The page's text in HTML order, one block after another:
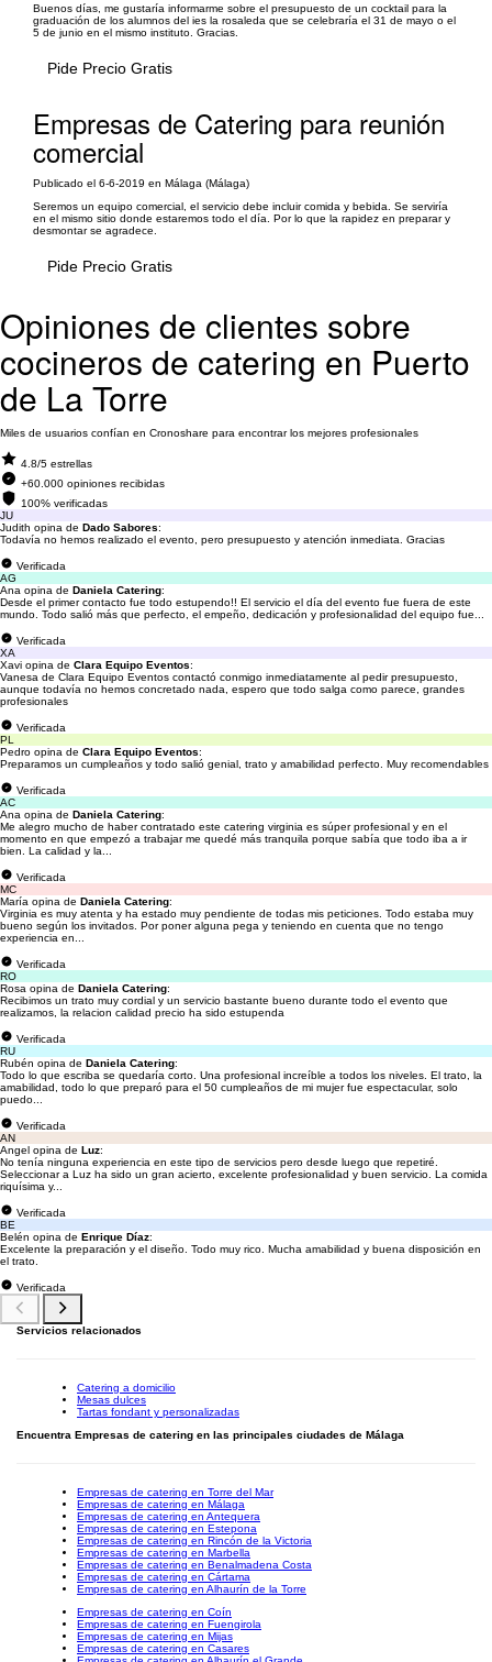
Buenos días, me gustaría informarme sobre el presupuesto de un cocktail para la
graduación de los alumnos del ies la rosaleda que se celebraría el 31 de mayo o el
5 de junio en el mismo instituto. Gracias.
Pide Precio Gratis
Empresas de Catering para reunión
comercial
Publicado el 6-6-2019 en Málaga (Málaga)
Seremos un equipo comercial, el servicio debe incluir comida y bebida. Se serviría
en el mismo sitio donde estaremos todo el día. Por lo que la rapidez en preparar y
desmontar se agradece.
Pide Precio Gratis
Opiniones de clientes sobre
cocineros de catering en Puerto
de La Torre
Miles de usuarios confían en Cronoshare para encontrar los mejores profesionales
4.8/5 estrellas
+60.000 opiniones recibidas
100% verificadas
JU
Judith opina de Dado Sabores:
Todavía no hemos realizado el evento, pero presupuesto y atención inmediata. Gracias
Verificada
AG
Ana opina de Daniela Catering:
Desde el primer contacto fue todo estupendo!! El servicio el día del evento fue fuera de este
mundo. Todo salió más que perfecto, el empeño, dedicación y profesionalidad del equipo fue...
Verificada
XA
Xavi opina de Clara Equipo Eventos:
Vanesa de Clara Equipo Eventos contactó conmigo inmediatamente al pedir presupuesto,
aunque todavía no hemos concretado nada, espero que todo salga como parece, grandes
profesionales
Verificada
PL
Pedro opina de Clara Equipo Eventos:
Preparamos un cumpleaños y todo salió genial, trato y amabilidad perfecto. Muy recomendables
Verificada
AC
Ana opina de Daniela Catering:
Me alegro mucho de haber contratado este catering virginia es súper profesional y en el
momento en que empezó a trabajar me quedé más tranquila porque sabía que todo iba a ir
bien. La calidad y la...
Verificada
MC
María opina de Daniela Catering:
Virginia es muy atenta y ha estado muy pendiente de todas mis peticiones. Todo estaba muy
bueno según los invitados. Por poner alguna pega y teniendo en cuenta que no tengo
experiencia en...
Verificada
RO
Rosa opina de Daniela Catering:
Recibimos un trato muy cordial y un servicio bastante bueno durante todo el evento que
realizamos, la relacion calidad precio ha sido estupenda
Verificada
RU
Rubén opina de Daniela Catering:
Todo lo que escriba se quedaría corto. Una profesional increíble a todos los niveles. El trato, la
amabilidad, todo lo que preparó para el 50 cumpleaños de mi mujer fue espectacular, solo
puedo...
Verificada
AN
Angel opina de Luz:
No tenía ninguna experiencia en este tipo de servicios pero desde luego que repetiré.
Seleccionar a Luz ha sido un gran acierto, excelente profesionalidad y buen servicio. La comida
riquísima y...
Verificada
BE
Belén opina de Enrique Díaz:
Excelente la preparación y el diseño. Todo muy rico. Mucha amabilidad y buena disposición en
el trato.
Verificada
Servicios relacionados
Catering a domicilio
Mesas dulces
Tartas fondant y personalizadas
Encuentra Empresas de catering en las principales ciudades de Málaga
Empresas de catering en Torre del Mar
Empresas de catering en Málaga
Empresas de catering en Antequera
Empresas de catering en Estepona
Empresas de catering en Rincón de la Victoria
Empresas de catering en Marbella
Empresas de catering en Benalmadena Costa
Empresas de catering en Cártama
Empresas de catering en Alhaurín de la Torre
Empresas de catering en Coín
Empresas de catering en Fuengirola
Empresas de catering en Mijas
Empresas de catering en Casares